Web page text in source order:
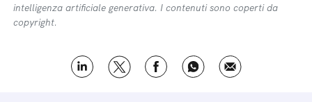
intelligenza artificiale generativa. I contenuti sono coperti da
copyright.